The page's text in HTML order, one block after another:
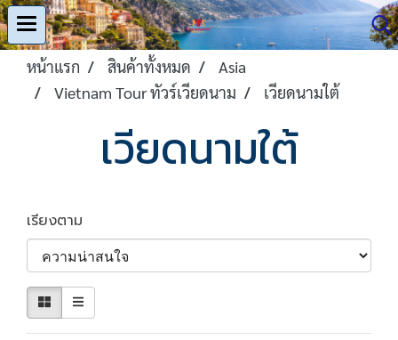
หน้าแรก สินค้าทั้งหมด
Asia
Vietnam Tour ทัวร์เวียดนาม
เวียดนามใต้
เวียดนามใต้
เรียงตาม